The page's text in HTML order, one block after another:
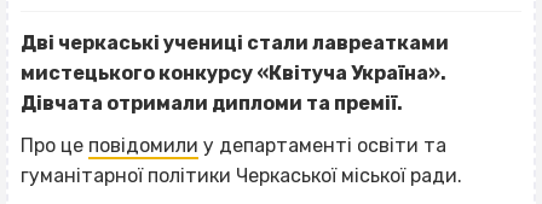
Дві черкаські учениці стали лавреатками
мистецького конкурсу «Квітуча Україна».
Дівчата отримали дипломи та премії.
Про це повідомили у департаменті освіти та
гуманітарної політики Черкаської міської ради.